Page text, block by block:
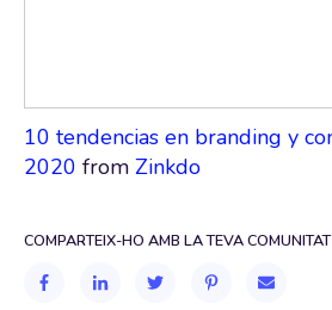
10 tendencias en branding y
2020 from Zinkdo
COMPARTEIX-HO AMB LA TEVA COMUNITAT